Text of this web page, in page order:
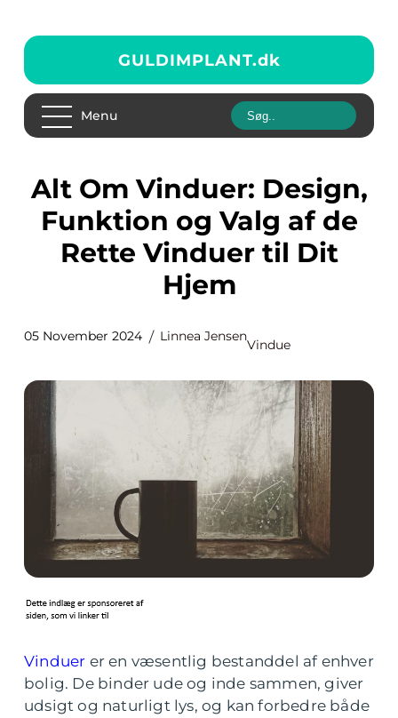
GULDIMPLANT.dk
Menu
Alt Om Vinduer: Design,
Funktion og Valg af de
Rette Vinduer til Dit
Hjem
05 November 2024 Linnea Jensen
Vindue
Vinduer er en væsentlig bestanddel af enhver
bolig. De binder ude og inde sammen, giver
udsigt og naturligt lys, og kan forbedre både